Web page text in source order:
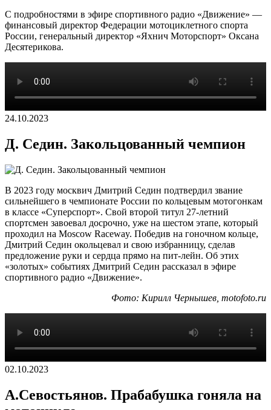
С подробностями в эфире спортивного радио «Движение» —
финансовый директор Федерации мотоциклетного спорта
России, генеральный директор «Яхнич Моторспорт» Оксана
Десятерикова.
24.10.2023
Д. Седин. Закольцованный чемпион
В 2023 году москвич Дмитрий Седин подтвердил звание
сильнейшего в чемпионате России по кольцевым мотогонкам
в классе «Суперспорт». Свой второй титул 27-летний
спортсмен завоевал досрочно, уже на шестом этапе, который
проходил на Moscow Raceway. Победив на гоночном кольце,
Дмитрий Седин окольцевал и свою избранницу, сделав
предложение руки и сердца прямо на пит-лейн. Об этих
«золотых» событиях Дмитрий Седин рассказал в эфире
спортивного радио «Движение».
Фото: Кирилл Чернышев, motofoto.ru
02.10.2023
А.Севостьянов. Прабабушка гоняла на